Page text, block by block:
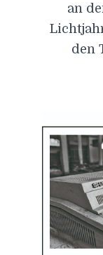
an
den